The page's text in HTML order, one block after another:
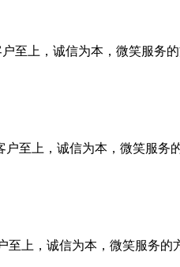
至上，诚信为本，微笑服务
至上，诚信为本，微笑服务
至上，诚信为本，微笑服务的